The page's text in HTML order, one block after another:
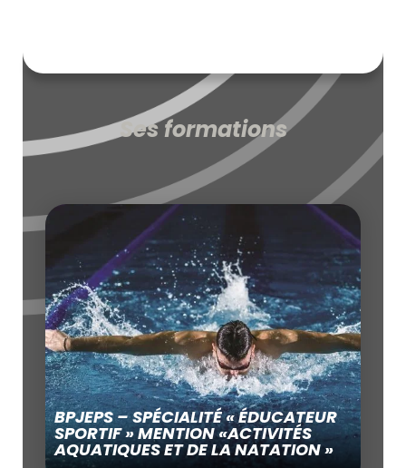
Ses formations
BPJEPS – SPÉCIALITÉ « ÉDUCATEUR
SPORTIF » MENTION «ACTIVITÉS
AQUATIQUES ET DE LA NATATION »